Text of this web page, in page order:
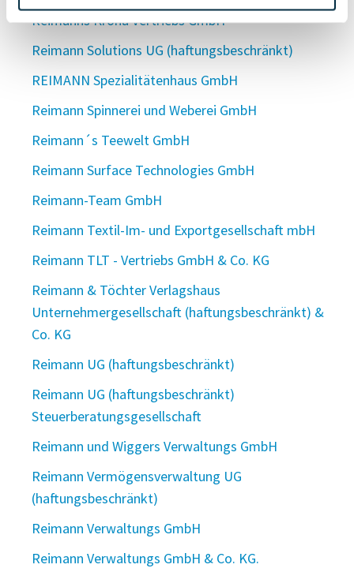
Reimanns Krona Vertriebs GmbH
Reimann Solutions UG (haftungsbeschränkt)
REIMANN Spezialitätenhaus GmbH
Reimann Spinnerei und Weberei GmbH
Reimann´s Teewelt GmbH
Reimann Surface Technologies GmbH
Reimann-Team GmbH
Reimann Textil-Im- und Exportgesellschaft mbH
Reimann TLT - Vertriebs GmbH & Co. KG
Reimann & Töchter Verlagshaus
Unternehmergesellschaft (haftungsbeschränkt) &
Co. KG
Reimann UG (haftungsbeschränkt)
Reimann UG (haftungsbeschränkt)
Steuerberatungsgesellschaft
Reimann und Wiggers Verwaltungs GmbH
Reimann Vermögensverwaltung UG
(haftungsbeschränkt)
Reimann Verwaltungs GmbH
Reimann Verwaltungs GmbH & Co. KG.